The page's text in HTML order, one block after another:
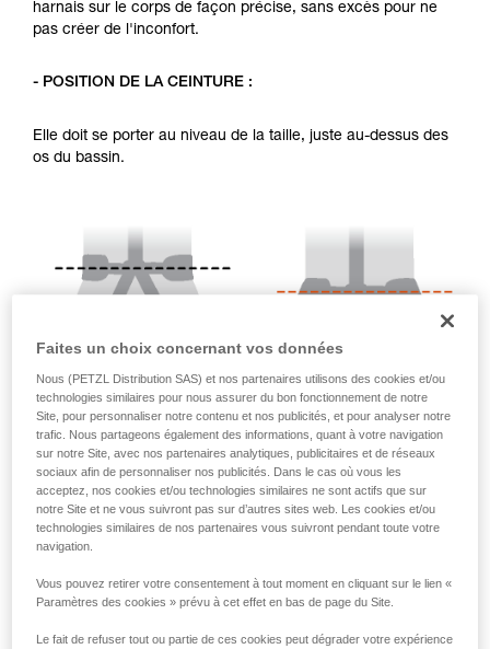
harnais sur le corps de façon précise, sans excès pour ne
pas créer de l'inconfort.
- POSITION DE LA CEINTURE :
Elle doit se porter au niveau de la taille, juste au-dessus des
os du bassin.
- POSITION DES POINTS LATÉRAUX :
Les points d'attache latéraux doivent se trouver au niveau
des os iliaques.
Faites un choix concernant vos données
Nous (PETZL Distribution SAS) et nos partenaires utilisons des cookies et/ou
technologies similaires pour nous assurer du bon fonctionnement de notre
Site, pour personnaliser notre contenu et nos publicités, et pour analyser notre
trafic. Nous partageons également des informations, quant à votre navigation
sur notre Site, avec nos partenaires analytiques, publicitaires et de réseaux
sociaux afin de personnaliser nos publicités. Dans le cas où vous les
acceptez, nos cookies et/ou technologies similaires ne sont actifs que sur
notre Site et ne vous suivront pas sur d’autres sites web. Les cookies et/ou
technologies similaires de nos partenaires vous suivront pendant toute votre
navigation.
Vous pouvez retirer votre consentement à tout moment en cliquant sur le lien «
Paramètres des cookies » prévu à cet effet en bas de page du Site.
Le fait de refuser tout ou partie de ces cookies peut dégrader votre expérience